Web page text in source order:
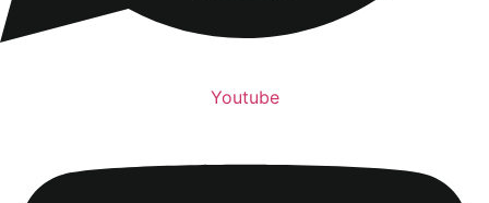
Youtube